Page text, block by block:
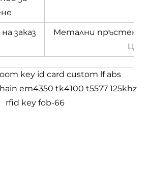
заказ
Метални пръстени/